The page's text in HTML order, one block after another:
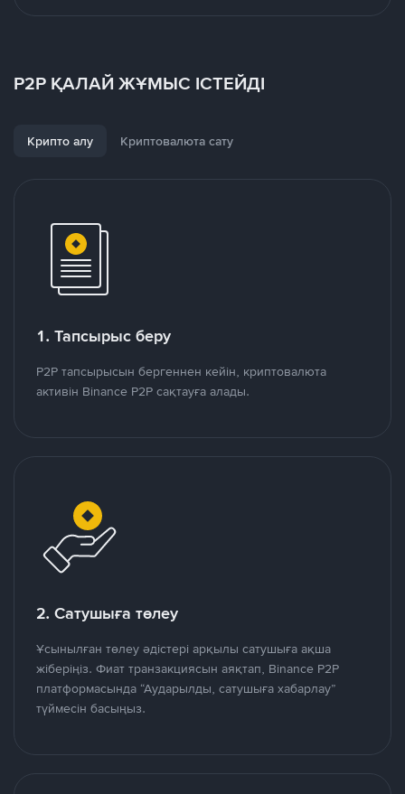
P2P ҚАЛАЙ ЖҰМЫС ІСТЕЙДІ
Крипто алу Криптовалюта сату
1. Тапсырыс беру
P2P тапсырысын бергеннен кейін, криптовалюта
активін Binance P2P сақтауға алады.
2. Сатушыға төлеу
Ұсынылған төлеу әдістері арқылы сатушыға ақша
жіберіңіз. Фиат транзакциясын аяқтап, Binance P2P
платформасында “Аударылды, сатушыға хабарлау”
түймесін басыңыз.